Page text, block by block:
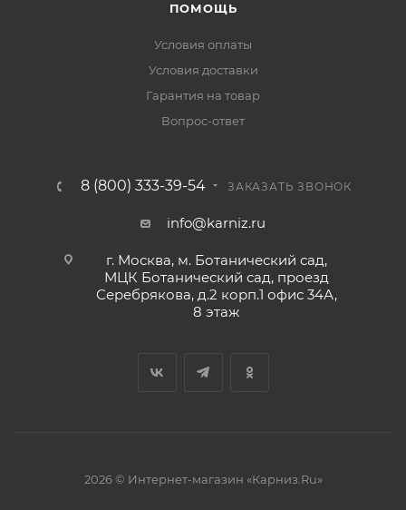
ПОМОЩЬ
Условия оплаты
Условия доставки
Гарантия на товар
Вопрос-ответ
8 (800) 333-39-54 ЗАКАЗАТЬ ЗВОНОК
info@karniz.ru
г. Москва, м. Ботанический сад,
МЦК Ботанический сад, проезд
Серебрякова, д.2 корп.1 офис 34А,
8 этаж
2026 © Интернет-магазин «Карниз.Ru»